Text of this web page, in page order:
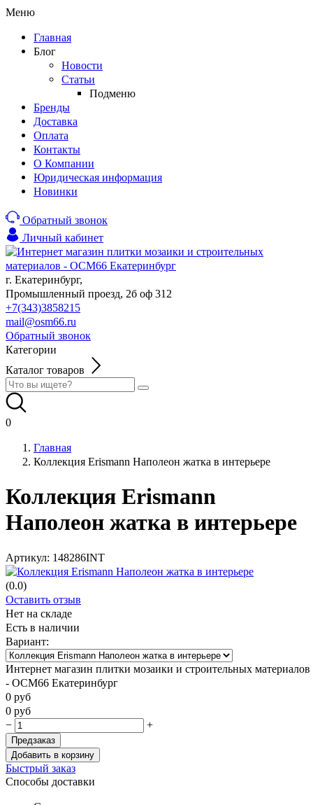
Меню
Главная
Блог
Новости
Статьи
Подменю
Бренды
Доставка
Оплата
Контакты
О Компании
Юридическая информация
Новинки
Обратный звонок
Личный кабинет
г. Екатеринбург,
Промышленный проезд, 2б оф 312
+7(343)3858215
mail@osm66.ru
Обратный звонок
Категории
Каталог товаров
0
Главная
Коллекция Erismann Наполеон жатка в интерьере
Коллекция Erismann
Наполеон жатка в интерьере
Артикул: 148286INT
(0.0)
Оставить отзыв
Нет на складе
Есть в наличии
Вариант:
Интернет магазин плитки мозаики и строительных материалов
- ОСМ66 Екатеринбург
0 руб
0 руб
− +
Предзаказ
Добавить в корзину
Быстрый заказ
Способы доставки